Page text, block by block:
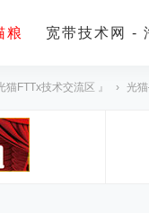
粮 宽带技术网 -
猫FTTx技术交流区 』 › 光